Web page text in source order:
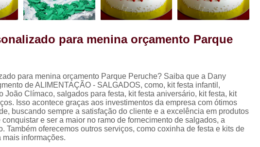
Cento de
Cento do Salgado para
Coxinha de Festa com
Coxinha de Frango para
Coxinha Festa Assada
Coxinha Frango de Festa
Coxinha para Festa de
Kit
para menina orçamento Parque
para menina orçamento Parque Peruche? Saiba que a Dany
de ALIMENTAÇÃO - SALGADOS, como, kit festa infantil,
João Clímaco, salgados para festa, kit festa aniversário, kit festa, kit
Isso acontece graças aos investimentos da empresa com ótimos
buscando sempre a satisfação do cliente e a excelência em produtos
e ser a maior no ramo de fornecimento de salgados, a
Também oferecemos outros serviços, como coxinha de festa e kits de
mais informações.